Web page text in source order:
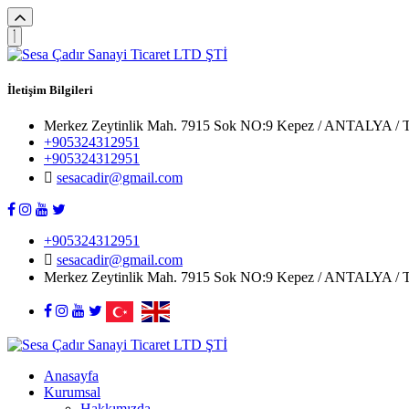
İletişim Bilgileri
Merkez Zeytinlik Mah. 7915 Sok NO:9 Kepez / ANTALYA /
+905324312951
+905324312951
sesacadir@gmail.com
+905324312951
sesacadir@gmail.com
Merkez Zeytinlik Mah. 7915 Sok NO:9 Kepez / ANTALYA /
Anasayfa
Kurumsal